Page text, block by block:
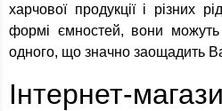
харчової продукції і різних
формі ємностей, вони
одного, що значно заощадить
Інтернет-